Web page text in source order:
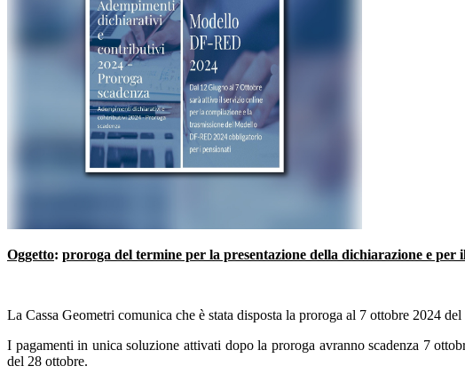
Oggetto: proroga del termine per la presentazione della dichiarazione e
La Cassa Geometri comunica che è stata disposta la proroga al 7 ottobre 2024
I pagamenti in unica soluzione attivati dopo la proroga avranno scadenza 7
del 28 ottobre.